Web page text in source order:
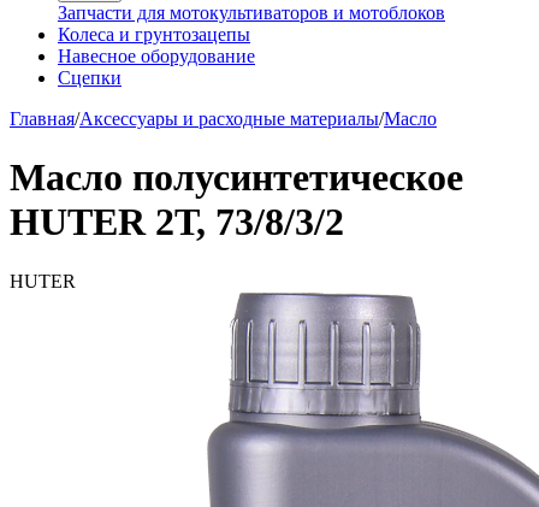
Запчасти для мотокультиваторов и мотоблоков
Колеса и грунтозацепы
Навесное оборудование
Сцепки
Главная/Аксессуары и расходные материалы/Масло
Масло полусинтетическое
HUTER 2Т, 73/8/3/2
HUTER